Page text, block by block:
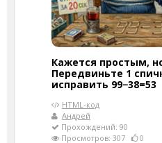
Кажется простым,
Передвиньте 1
исправить 99−38=53
HTML-код
Андрей
Прохождений: 90
Просмотров: 307
0